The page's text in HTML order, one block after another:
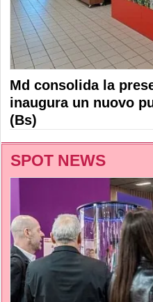
Md consolida la
inaugura un nuovo
(Bs)
SPOT NEWS